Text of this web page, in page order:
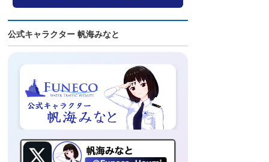
公式キャラクター 帆海みなと